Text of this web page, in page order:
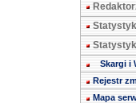
Skargi i
Rejestr
Mapa